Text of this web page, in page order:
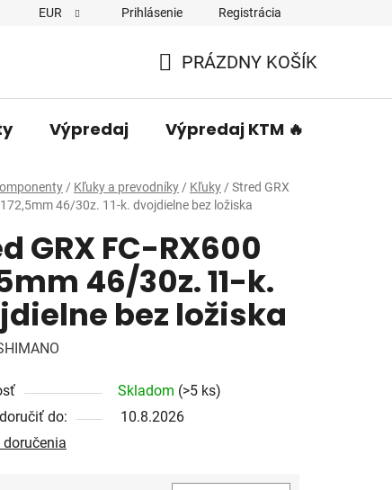
EUR Prihlásenie Registrácia
KOŠÍK
PRÁZDNY KOŠÍK
Výpredaj Výpredaj KTM 🔥
/ Kľuky a prevodníky / Kľuky / Stred GRX
46/30z. 11-k. dvojdielne bez ložiska
GRX FC-RX600
46/30z. 11-k.
bez ložiska
Skladom (>5 ks)
do:
10.8.2026